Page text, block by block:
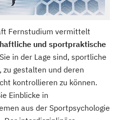
Fernstudium vermittelt
und sportpraktische
in der Lage sind, sportliche
gestalten und deren
kontrollieren zu können.
Einblicke in
aus der Sportpsychologie